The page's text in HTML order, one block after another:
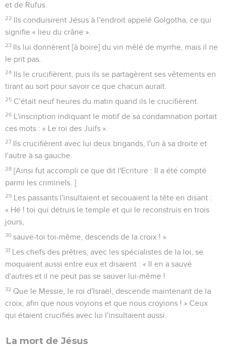
et de Rufus.
22 Ils conduisirent Jésus à l'endroit appelé Golgotha, ce qui
signifie « lieu du crâne ».
23 Ils lui donnèrent [à boire] du vin mêlé de myrrhe, mais il ne
le prit pas.
24 Ils le crucifièrent, puis ils se partagèrent ses vêtements en
tirant au sort pour savoir ce que chacun aurait.
25 C'était neuf heures du matin quand ils le crucifièrent.
26 L'inscription indiquant le motif de sa condamnation portait
ces mots : « Le roi des Juifs ».
27 Ils crucifièrent avec lui deux brigands, l'un à sa droite et
l'autre à sa gauche.
28 [Ainsi fut accompli ce que dit l'Ecriture : Il a été compté
parmi les criminels. ]
29 Les passants l'insultaient et secouaient la tête en disant :
« Hé ! toi qui détruis le temple et qui le reconstruis en trois
jours,
30 sauve-toi toi-même, descends de la croix ! »
31 Les chefs des prêtres, avec les spécialistes de la loi, se
moquaient aussi entre eux et disaient : « Il en a sauvé
d'autres et il ne peut pas se sauver lui-même !
32 Que le Messie, le roi d'Israël, descende maintenant de la
croix, afin que nous voyions et que nous croyions ! » Ceux
qui étaient crucifiés avec lui l'insultaient aussi.
La mort de Jésus